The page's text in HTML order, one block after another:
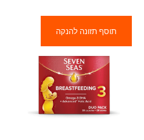
בעמוד
המוצר
ניתן
לבחור
את
האפשרויות
תוסף תזונה להנקה